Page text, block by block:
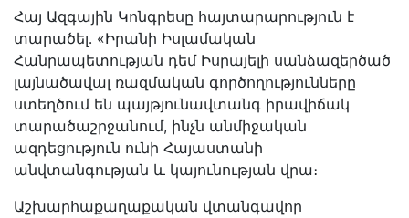
Հայ Ազգային Կոնգրեսը հայտարարություն է
տարածել․ «Իրանի Իսլամական
Հանրապետության դեմ Իսրայելի սանձազերծած
լայնածավալ ռազմական գործողությունները
ստեղծում են պայթյունավտանգ իրավիճակ
տարածաշրջանում, ինչն անմիջական
ազդեցություն ունի Հայաստանի
անվտանգության և կայունության վրա։
Աշխարհաքաղաքական վտանգավոր